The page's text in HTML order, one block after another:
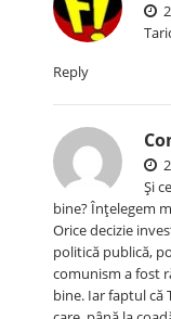
Reply
Şi
bine? Înţelegem
Orice decizie
politică publică,
comunism a fost
bine. Iar faptul că